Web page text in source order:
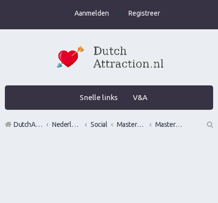
Aanmelden Registreer
Snelle links V&A
DutchAttraction.nl Nederlands grootste Dutch Attraction, Lifestyle, Vrouwen versieren en Pick-Up (PUA) Forum Social Mastermindgroepen
Mastermind Utrecht